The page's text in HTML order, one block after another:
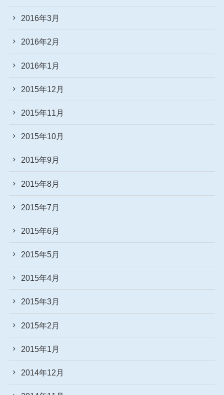
2016年3月
2016年2月
2016年1月
2015年12月
2015年11月
2015年10月
2015年9月
2015年8月
2015年7月
2015年6月
2015年5月
2015年4月
2015年3月
2015年2月
2015年1月
2014年12月